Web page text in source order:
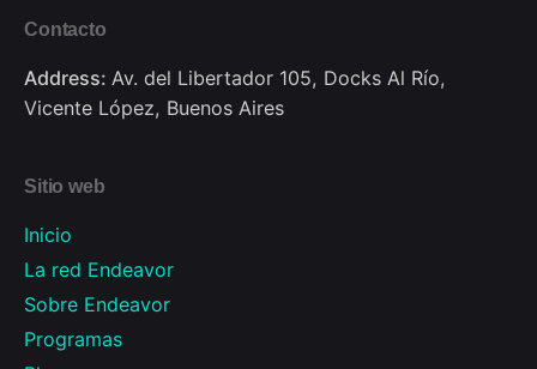
Contacto
Address: Av. del Libertador 105, Docks Al Río,
Vicente López, Buenos Aires
Sitio web
Inicio
La red Endeavor
Sobre Endeavor
Programas